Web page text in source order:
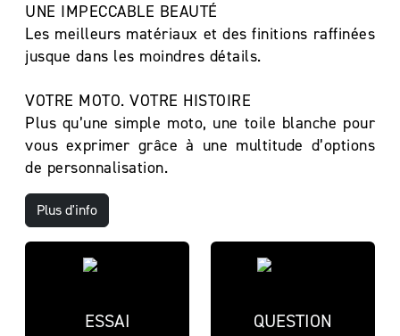
UNE IMPECCABLE BEAUTÉ
Les meilleurs matériaux et des finitions raffinées
jusque dans les moindres détails.
VOTRE MOTO. VOTRE HISTOIRE
Plus qu’une simple moto, une toile blanche pour
vous exprimer grâce à une multitude d’options
de personnalisation.
Plus d'info
ESSAI QUESTION